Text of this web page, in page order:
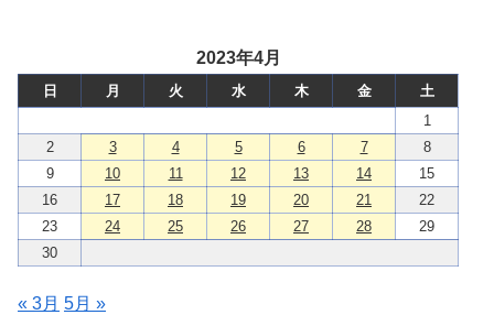
2023年4月
日 月 火 水 木 金
土
1
2
3 4 5 6 7
8
9
10 11 12 13 14
15
16
17 18 19 20 21
22
23
24 25 26 27 28
29
30
« 3月 5月 »